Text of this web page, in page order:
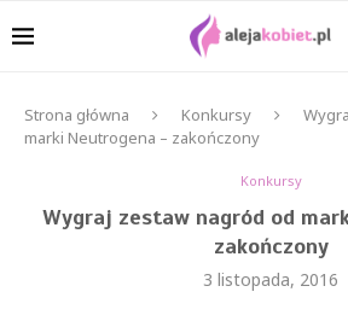
Strona główna Konkursy
marki Neutrogena – zakończony
Konkursy
Wygraj zestaw nagród od
zakończony
3 listopada, 2016